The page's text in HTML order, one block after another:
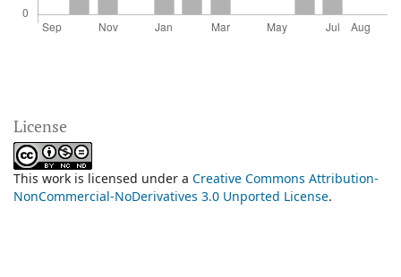
License
This work is licensed under a Creative Commons Attribution-
NonCommercial-NoDerivatives 3.0 Unported License.